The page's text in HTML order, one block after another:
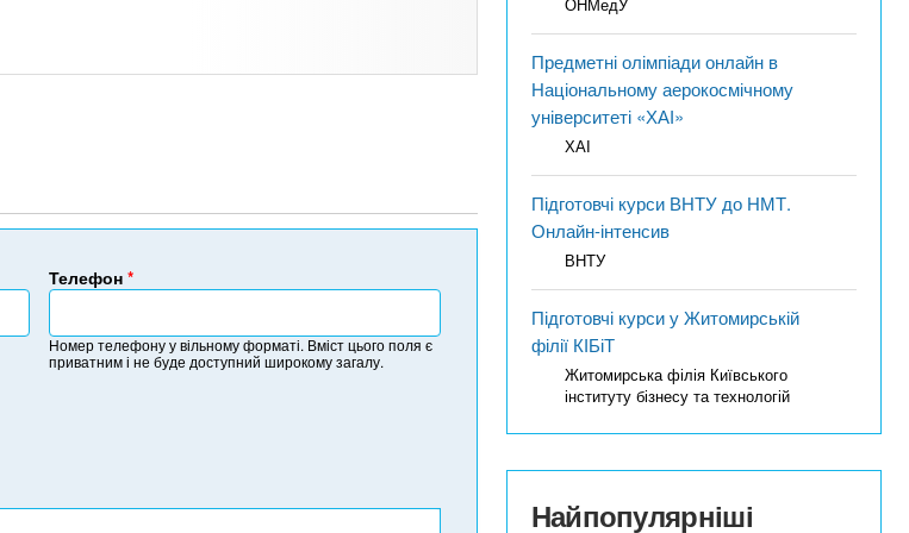
Телефон *
Н
м
е
ф
Номер телефону у вільному форматі. Вміст цього поля є
приватним і не буде доступний широкому загалу.
Предметні олімпіади онлайн в
Національному аерокосмічному
університеті «ХАІ»
ХАІ
Підготовчі курси ВНТУ до НМТ.
Онлайн-інтенсив
ВНТУ
Підготовчі курси у Житомирській
філії КІБіТ
Житомирська філія Київського
інституту бізнесу та технологій
Найпопулярніші